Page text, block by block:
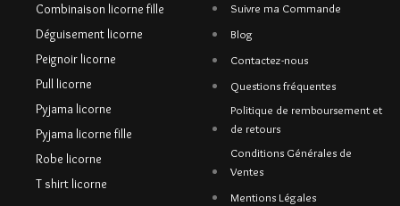
Combinaison licorne fille
Déguisement licorne
Peignoir licorne
Pull licorne
Pyjama licorne
Pyjama licorne fille
Robe licorne
T shirt licorne
Suivre ma Commande
Blog
Contactez-nous
Questions fréquentes
Politique de remboursement et
de retours
Conditions Générales de
Ventes
Mentions Légales